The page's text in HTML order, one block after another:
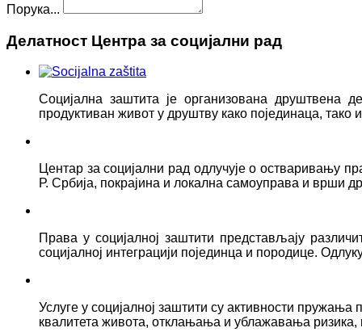
Порука...
Делатност Центра за социјални рад
Социјална заштита је организована друштвена
продуктиван живот у друштву како појединаца,
Центар за социјални рад одлучује о остваривању
Р. Србија, покрајина и локална самоуправа и врши
Права у социјалној заштити представљају
социјалној интеграцији појединца и породице.
Услуге у социјалној заштити су активности
квалитета живота, отклањања и ублажавања ризика,